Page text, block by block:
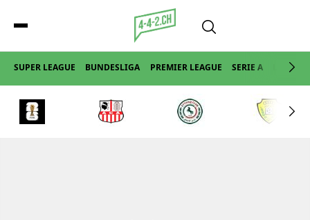
SUPER LEAGUE BUNDESLIGA PREMIER LEAGUE SERIE A LA LIGA